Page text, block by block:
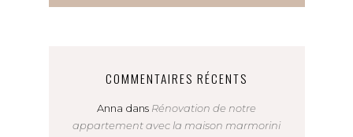
COMMENTAIRES RÉCENTS
Anna dans Rénovation de notre
appartement avec la maison marmorini